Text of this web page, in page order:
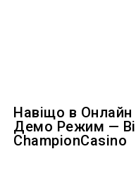
Навіщо в Онлайн
Демо Режим —
ChampionCasino